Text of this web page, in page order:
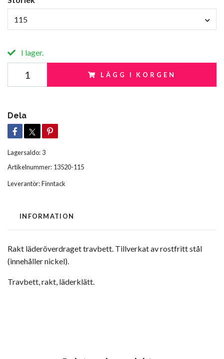
115
I lager.
LÄGG I KORGEN
Dela
Lagersaldo: 3
Artikelnummer: 13520-115
Leverantör:Finntack
INFORMATION
Rakt läderöverdraget travbett. Tillverkat av rostfritt stål
(innehåller nickel).
Travbett, rakt, läderklätt.